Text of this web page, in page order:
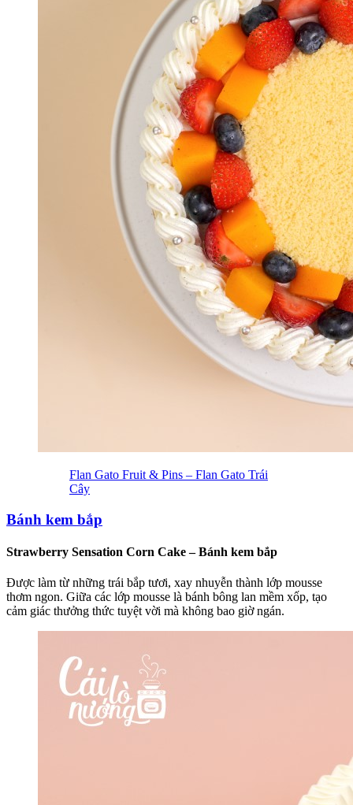
Flan Gato Fruit & Pins – Flan Gato Trái
Cây
Bánh kem bắp
Strawberry Sensation Corn Cake – Bánh kem bắp
Được làm từ những trái bắp tươi, xay nhuyễn thành lớp mousse
thơm ngon. Giữa các lớp mousse là bánh bông lan mềm xốp, tạo
cảm giác thưởng thức tuyệt vời mà không bao giờ ngán.